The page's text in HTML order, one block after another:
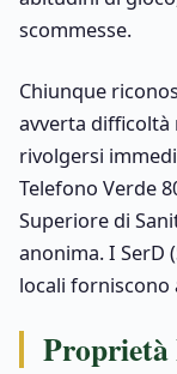
scommesse.
Chiunque
avverta
rivolgersi
Telefono Verde
Superiore di
anonima. I SerD
locali forniscono